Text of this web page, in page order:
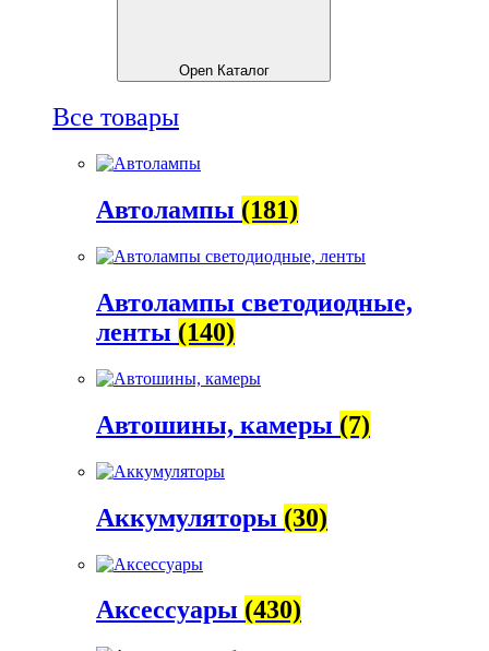
Open Каталог
Все товары
Автолампы (181)
Автолампы светодиодные,
ленты (140)
Автошины, камеры (7)
Аккумуляторы (30)
Аксессуары (430)